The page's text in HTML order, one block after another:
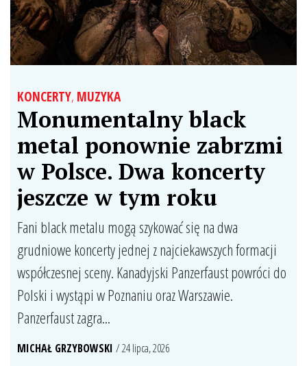
KONCERTY, MUZYKA
Monumentalny black
metal ponownie zabrzmi
w Polsce. Dwa koncerty
jeszcze w tym roku
Fani black metalu mogą szykować się na dwa
grudniowe koncerty jednej z najciekawszych formacji
współczesnej sceny. Kanadyjski Panzerfaust powróci do
Polski i wystąpi w Poznaniu oraz Warszawie.
Panzerfaust zagra...
MICHAŁ GRZYBOWSKI / 24 lipca, 2026